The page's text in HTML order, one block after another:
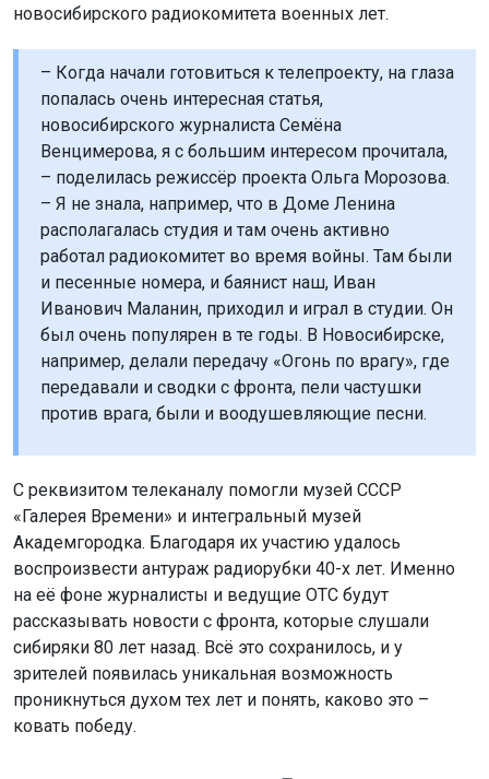
новосибирского радиокомитета военных лет.
– Когда начали готовиться к телепроекту, на глаза
попалась очень интересная статья,
новосибирского журналиста Семёна
Венцимерова, я с большим интересом прочитала,
– поделилась режиссёр проекта Ольга Морозова.
– Я не знала, например, что в Доме Ленина
располагалась студия и там очень активно
работал радиокомитет во время войны. Там были
и песенные номера, и баянист наш, Иван
Иванович Маланин, приходил и играл в студии. Он
был очень популярен в те годы. В Новосибирске,
например, делали передачу «Огонь по врагу», где
передавали и сводки с фронта, пели частушки
против врага, были и воодушевляющие песни.
С реквизитом телеканалу помогли музей СССР
«Галерея Времени» и интегральный музей
Академгородка. Благодаря их участию удалось
воспроизвести антураж радиорубки 40-х лет. Именно
на её фоне журналисты и ведущие ОТС будут
рассказывать новости с фронта, которые слушали
сибиряки 80 лет назад. Всё это сохранилось, и у
зрителей появилась уникальная возможность
проникнуться духом тех лет и понять, каково это –
ковать победу.